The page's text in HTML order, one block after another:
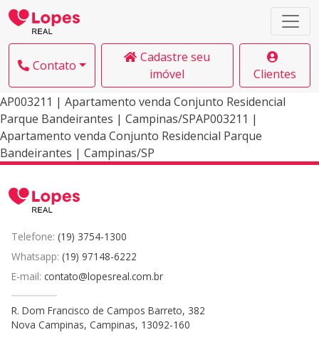
Contato
Cadastre seu
imóvel
Clientes
AP003211 | Apartamento venda Conjunto Residencial
Parque Bandeirantes | Campinas/SPAP003211 |
Apartamento venda Conjunto Residencial Parque
Bandeirantes | Campinas/SP
Telefone: (19) 3754-1300
Whatsapp: (19) 97148-6222
E-mail: contato@lopesreal.com.br
R. Dom Francisco de Campos Barreto, 382
Nova Campinas, Campinas, 13092-160